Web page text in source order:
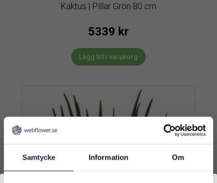
Samtycke Information Om
Kaktus | Pillar Grön 80 cm
5339 kr
Lägg till i varukorg